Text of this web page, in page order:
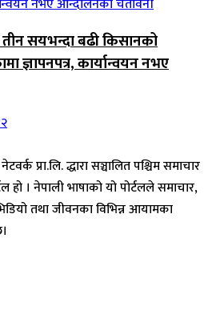
सयभन्दा बढी किसानको
ज्ञापनपत्र, कार्यान्वयन नभए
प्रा.लि. द्धारा सञ्चालित पश्चिम समाचार
। नेपाली भाषाको यो पोर्टलले समाचार,
तथा जीवनका विभिन्न आयामका